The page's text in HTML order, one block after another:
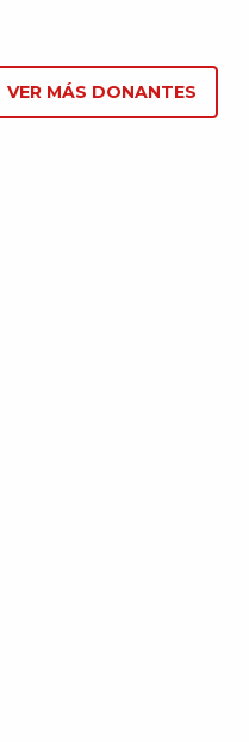
VER MÁS DONANTES